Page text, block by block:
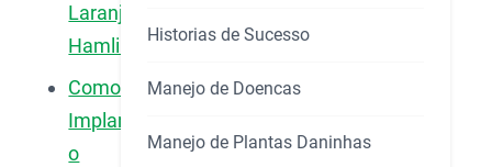
Laranja
Hamlin
Como
Implantar
o
Historias de Sucesso
Manejo de Doencas
Manejo de Plantas Daninhas